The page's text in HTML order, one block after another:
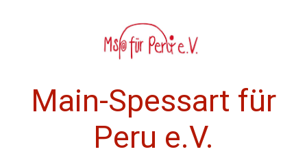
Main-Spessart für
Peru e.V.